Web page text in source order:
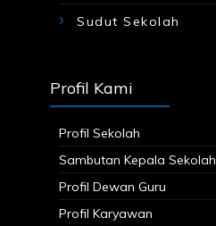
Sudut Sekolah
Profil Kami
Profil Sekolah
Sambutan Kepala Sekolah
Profil Dewan Guru
Profil Karyawan